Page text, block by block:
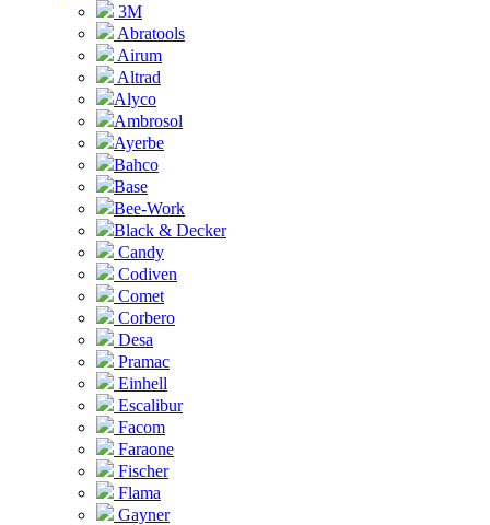
3M
Abratools
Airum
Altrad
Alyco
Ambrosol
Ayerbe
Bahco
Base
Bee-Work
Black & Decker
Candy
Codiven
Comet
Corbero
Desa
Pramac
Einhell
Escalibur
Facom
Faraone
Fischer
Flama
Gayner